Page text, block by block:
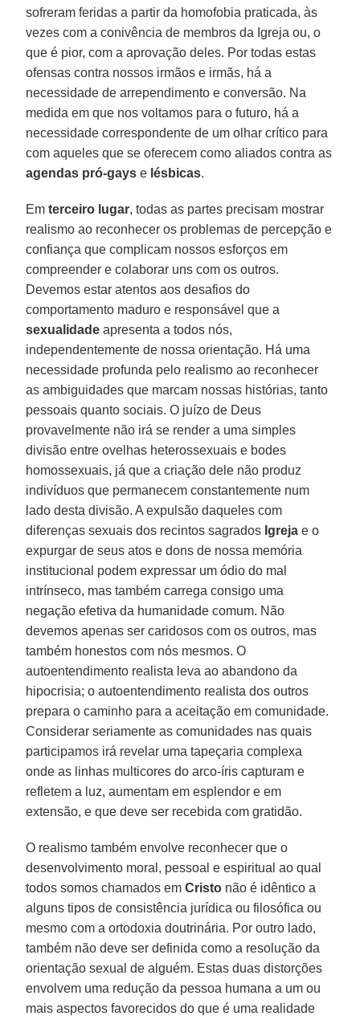
sofreram feridas a partir da homofobia praticada, às
vezes com a conivência de membros da Igreja ou, o
que é pior, com a aprovação deles. Por todas estas
ofensas contra nossos irmãos e irmãs, há a
necessidade de arrependimento e conversão. Na
medida em que nos voltamos para o futuro, há a
necessidade correspondente de um olhar crítico para
com aqueles que se oferecem como aliados contra as
agendas pró-gays e lésbicas.
Emterceiro lugar, todas as partes precisam mostrar
realismo ao reconhecer os problemas de percepção e
confiança que complicam nossos esforços em
compreender e colaborar uns com os outros.
Devemos estar atentos aos desafios do
comportamento maduro e responsável que a
sexualidade apresenta a todos nós,
independentemente de nossa orientação. Há uma
necessidade profunda pelo realismo ao reconhecer
as ambiguidades que marcam nossas histórias, tanto
pessoais quanto sociais. O juízo de Deus
provavelmente não irá se render a uma simples
divisão entre ovelhas heterossexuais e bodes
homossexuais, já que a criação dele não produz
indivíduos que permanecem constantemente num
lado desta divisão. A expulsão daqueles com
diferenças sexuais dos recintos sagrados Igreja e o
expurgar de seus atos e dons de nossa memória
institucional podem expressar um ódio do mal
intrínseco, mas também carrega consigo uma
negação efetiva da humanidade comum. Não
devemos apenas ser caridosos com os outros, mas
também honestos com nós mesmos. O
autoentendimento realista leva ao abandono da
hipocrisia; o autoentendimento realista dos outros
prepara o caminho para a aceitação em comunidade.
Considerar seriamente as comunidades nas quais
participamos irá revelar uma tapeçaria complexa
onde as linhas multicores do arco-íris capturam e
refletem a luz, aumentam em esplendor e em
extensão, e que deve ser recebida com gratidão.
O realismo também envolve reconhecer que o
desenvolvimento moral, pessoal e espiritual ao qual
todos somos chamados emCristo não é idêntico a
alguns tipos de consistência jurídica ou filosófica ou
mesmo com a ortodoxia doutrinária. Por outro lado,
também não deve ser definida como a resolução da
orientação sexual de alguém. Estas duas distorções
envolvem uma redução da pessoa humana a um ou
mais aspectos favorecidos do que é uma realidade